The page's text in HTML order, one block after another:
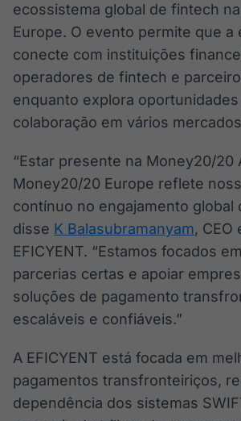
ecossistema global de fintech
Europe. O evento permite que a
conecte com instituições
operadores de fintech e
enquanto explora oportunidades
colaboração em vários
“Estar presente na Money20/20
Money20/20 Europe reflete
contínuo no engajamento global
disse K Balasubramanyam, CEO
EFICYENT. “Estamos focados
parcerias certas e apoiar
soluções de pagamento
escaláveis e confiáveis.”
A EFICYENT está focada em
pagamentos transfronteiriços,
dependência dos sistemas